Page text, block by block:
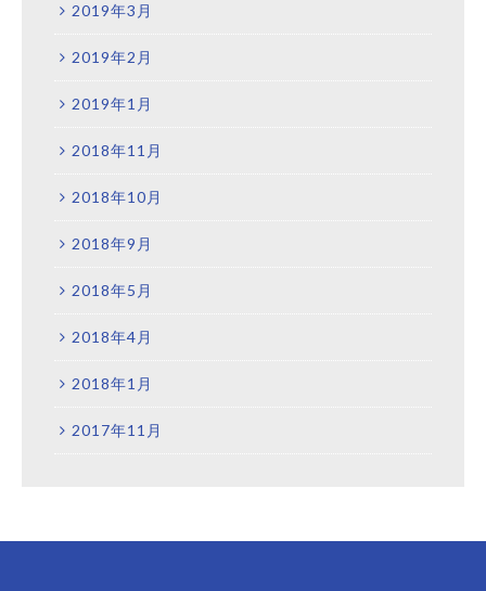
2019年3月
2019年2月
2019年1月
2018年11月
2018年10月
2018年9月
2018年5月
2018年4月
2018年1月
2017年11月